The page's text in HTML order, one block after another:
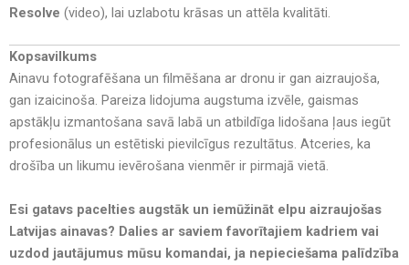
Resolve (video), lai uzlabotu krāsas un attēla kvalitāti.
Kopsavilkums
Ainavu fotografēšana un filmēšana ar dronu ir gan aizraujoša,
gan izaicinoša. Pareiza lidojuma augstuma izvēle, gaismas
apstākļu izmantošana savā labā un atbildīga lidošana ļaus iegūt
profesionālus un estētiski pievilcīgus rezultātus. Atceries, ka
drošība un likumu ievērošana vienmēr ir pirmajā vietā.
Esi gatavs pacelties augstāk un iemūžināt elpu aizraujošas
Latvijas ainavas? Dalies ar saviem favorītajiem kadriem vai
uzdod jautājumus mūsu komandai, ja nepieciešama palīdzība